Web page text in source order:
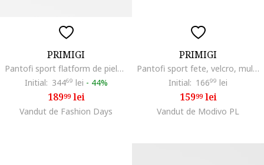
PRIMIGI
Pantofi sport flatform de piele, Negru
Initial: 34469 lei - 44%
18999lei
Vandut de Fashion Days
PRIMIGI
Pantofi sport fete, velcro, multicolor, piele ecologica
Initial: 16699 lei
15999lei
Vandut de Modivo PL